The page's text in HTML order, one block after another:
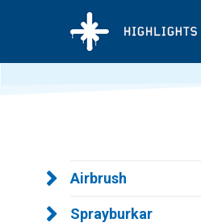
Airbrush
Sprayburkar